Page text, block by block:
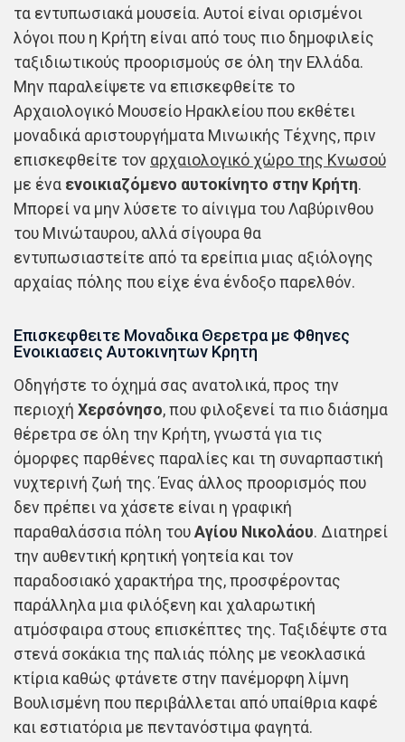
τα εντυπωσιακά μουσεία. Αυτοί είναι ορισμένοι
λόγοι που η Κρήτη είναι από τους πιο δημοφιλείς
ταξιδιωτικούς προορισμούς σε όλη την Ελλάδα.
Μην παραλείψετε να επισκεφθείτε το
Αρχαιολογικό Μουσείο Ηρακλείου που εκθέτει
μοναδικά αριστουργήματα Μινωικής Τέχνης, πριν
επισκεφθείτε τον αρχαιολογικό χώρο της Κνωσού
με ένα ενοικιαζόμενο αυτοκίνητο στην Κρήτη.
Μπορεί να μην λύσετε το αίνιγμα του Λαβύρινθου
του Μινώταυρου, αλλά σίγουρα θα
εντυπωσιαστείτε από τα ερείπια μιας αξιόλογης
αρχαίας πόλης που είχε ένα ένδοξο παρελθόν.
Επισκεφθειτε Μοναδικα Θερετρα με Φθηνες
Ενοικιασεις Αυτοκινητων Κρητη
Οδηγήστε το όχημά σας ανατολικά, προς την
περιοχή Χερσόνησο, που φιλοξενεί τα πιο διάσημα
θέρετρα σε όλη την Κρήτη, γνωστά για τις
όμορφες παρθένες παραλίες και τη συναρπαστική
νυχτερινή ζωή της. Ένας άλλος προορισμός που
δεν πρέπει να χάσετε είναι η γραφική
παραθαλάσσια πόλη του Αγίου Νικολάου. Διατηρεί
την αυθεντική κρητική γοητεία και τον
παραδοσιακό χαρακτήρα της, προσφέροντας
παράλληλα μια φιλόξενη και χαλαρωτική
ατμόσφαιρα στους επισκέπτες της. Ταξιδέψτε στα
στενά σοκάκια της παλιάς πόλης με νεοκλασικά
κτίρια καθώς φτάνετε στην πανέμορφη λίμνη
Βουλισμένη που περιβάλλεται από υπαίθρια καφέ
και εστιατόρια με πεντανόστιμα φαγητά.